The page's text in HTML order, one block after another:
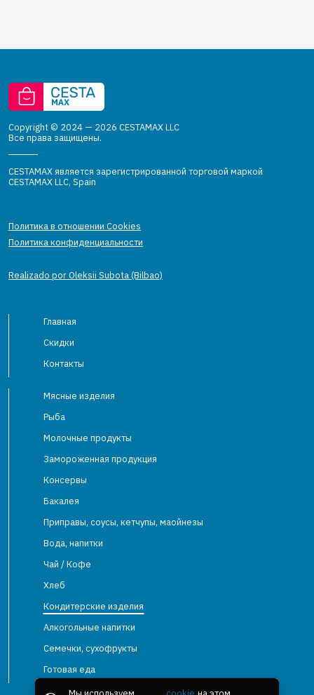
Copyright © 2024 — 2026 CESTAMAX LLC
Все права защищены.
CESTAMAX является зарегистрированной торговой маркой
CESTAMAX LLC, Spain
Политика в отношении Cookies
Политика конфиденциальности
Realizado por Oleksii Subota (Bilbao)
Главная
Скидки
Контакты
Мясные изделия
Рыба
Молочные продукты
Замороженная продукция
Консервы
Бакалея
Приправы, соусы, кетчупы, маойнезы
Вода, напитки
Чай / Кофе
Хлеб
Кондитерские изделия
Алкогольные напитки
Семечки, сухофрукты
Готовая еда